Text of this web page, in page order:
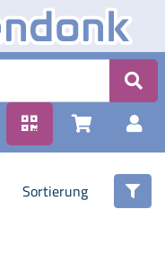
Sortierung